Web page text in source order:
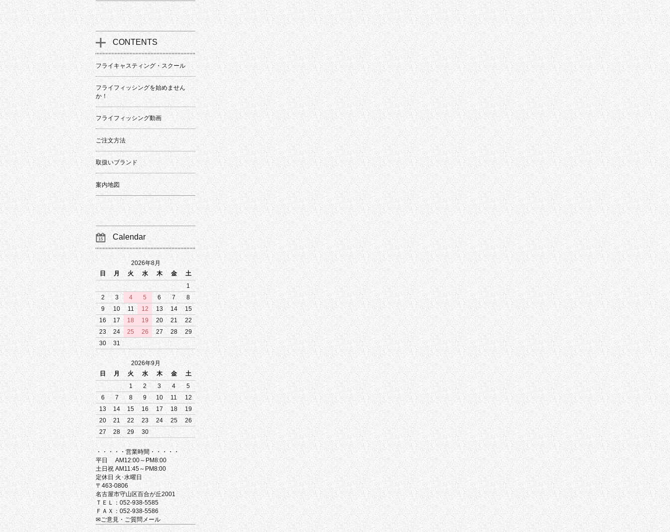
CONTENTS
フライキャスティング・スクール
フライフィッシングを始めません
か！
フライフィッシング動画
ご注文方法
取扱いブランド
案内地図
Calendar
2026年8月
日
月 火 水 木 金
土
1
2
3 4 5 6 7
8
9
10 11 12 13 14
15
16
17 18 19 20 21
22
23
24 25 26 27 28
29
30
31
2026年9月
日
月 火 水 木 金
土
1
2 3 4
5
6
7 8 9 10 11
12
13
14 15 16 17 18
19
20
21 22 23 24 25
26
27
28 29 30
・・・・・営業時間・・・・・
平日 AM12:00～PM8:00
土日祝 AM11:45～PM8:00
定休日 火･水曜日
〒463-0806
名古屋市守山区百合が丘2001
ＴＥＬ：052-938-5585
ＦＡＸ：052-938-5586
✉ご意見・ご質問メール